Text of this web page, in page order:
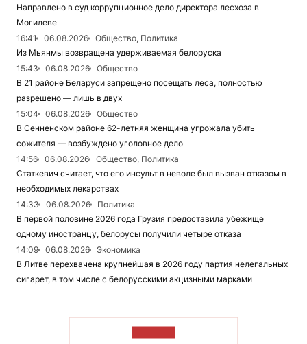
Направлено в суд коррупционное дело директора лесхоза в
Могилеве
16:41
06.08.2026
Общество, Политика
Из Мьянмы возвращена удерживаемая белоруска
15:43
06.08.2026
Общество
В 21 районе Беларуси запрещено посещать леса, полностью
разрешено — лишь в двух
15:04
06.08.2026
Общество
В Сенненском районе 62-летняя женщина угрожала убить
сожителя — возбуждено уголовное дело
14:56
06.08.2026
Общество, Политика
Статкевич считает, что его инсульт в неволе был вызван отказом в
необходимых лекарствах
14:33
06.08.2026
Политика
В первой половине 2026 года Грузия предоставила убежище
одному иностранцу, белорусы получили четыре отказа
14:09
06.08.2026
Экономика
В Литве перехвачена крупнейшая в 2026 году партия нелегальных
сигарет, в том числе с белорусскими акцизными марками